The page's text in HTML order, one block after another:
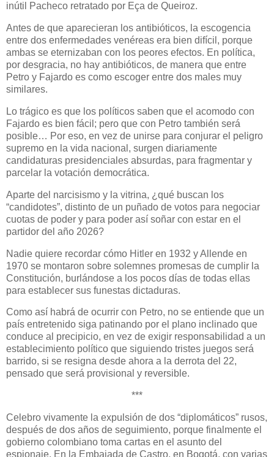
inútil Pacheco retratado por Eça de Queiroz.
Antes de que aparecieran los antibióticos, la escogencia
entre dos enfermedades venéreas era bien difícil, porque
ambas se eternizaban con los peores efectos. En política,
por desgracia, no hay antibióticos, de manera que entre
Petro y Fajardo es como escoger entre dos males muy
similares.
Lo trágico es que los políticos saben que el acomodo con
Fajardo es bien fácil; pero que con Petro también será
posible… Por eso, en vez de unirse para conjurar el peligro
supremo en la vida nacional, surgen diariamente
candidaturas presidenciales absurdas, para fragmentar y
parcelar la votación democrática.
Aparte del narcisismo y la vitrina, ¿qué buscan los
“candidotes”, distinto de un puñado de votos para negociar
cuotas de poder y para poder así soñar con estar en el
partidor del año 2026?
Nadie quiere recordar cómo Hitler en 1932 y Allende en
1970 se montaron sobre solemnes promesas de cumplir la
Constitución, burlándose a los pocos días de todas ellas
para establecer sus funestas dictaduras.
Como así habrá de ocurrir con Petro, no se entiende que un
país entretenido siga patinando por el plano inclinado que
conduce al precipicio, en vez de exigir responsabilidad a un
establecimiento político que siguiendo tristes juegos será
barrido, si se resigna desde ahora a la derrota del 22,
pensado que será provisional y reversible.
***
Celebro vivamente la expulsión de dos “diplomáticos” rusos,
después de dos años de seguimiento, porque finalmente el
gobierno colombiano toma cartas en el asunto del
espionaje. En la Embajada de Castro, en Bogotá, con varias